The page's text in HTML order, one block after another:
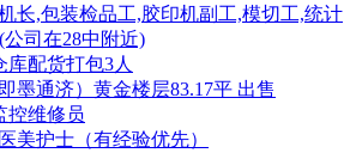
长,包装检品工,胶印机副工,模切工,统计
公司在28中附近)
库配货打包3人
墨通济）黄金楼层83.17平 出售
控维修员
美护士（有经验优先）